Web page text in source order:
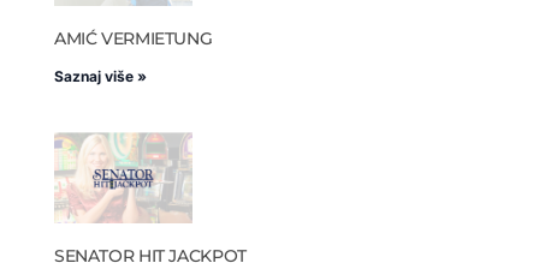
AMIĆ VERMIETUNG
Saznaj više »
SENATOR HIT JACKPOT